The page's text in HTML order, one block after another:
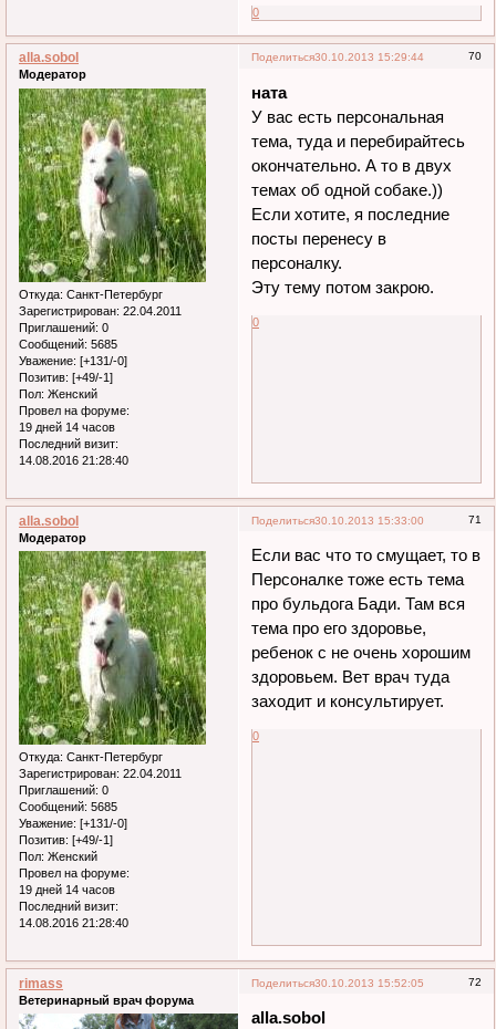
0
Поделиться 70
30.10.2013 15:29:44
alla.sobol
Модератор
Откуда: Санкт-Петербург
Зарегистрирован: 22.04.2011
Приглашений: 0
Сообщений: 5685
Уважение: [+131/-0]
Позитив: [+49/-1]
Пол: Женский
Провел на форуме:
19 дней 14 часов
Последний визит:
14.08.2016 21:28:40
ната
У вас есть персональная
тема, туда и перебирайтесь
окончательно. А то в двух
темах об одной собаке.))
Если хотите, я последние
посты перенесу в
персоналку.
Эту тему потом закрою.
0
Поделиться 71
30.10.2013 15:33:00
alla.sobol
Модератор
Откуда: Санкт-Петербург
Зарегистрирован: 22.04.2011
Приглашений: 0
Сообщений: 5685
Уважение: [+131/-0]
Позитив: [+49/-1]
Пол: Женский
Провел на форуме:
19 дней 14 часов
Последний визит:
14.08.2016 21:28:40
Если вас что то смущает, то в
Персоналке тоже есть тема
про бульдога Бади. Там вся
тема про его здоровье,
ребенок с не очень хорошим
здоровьем. Вет врач туда
заходит и консультирует.
0
Поделиться 72
30.10.2013 15:52:05
rimass
Ветеринарный врач форума
alla.sobol